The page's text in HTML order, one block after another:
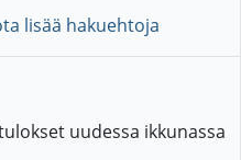
lisää hakuehtoja
uudessa ikkunassa